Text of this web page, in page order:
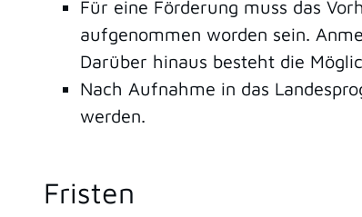
Für eine Förderung muss das
aufgenommen worden sein.
Darüber hinaus besteht die
Nach Aufnahme in das
werden.
Fristen